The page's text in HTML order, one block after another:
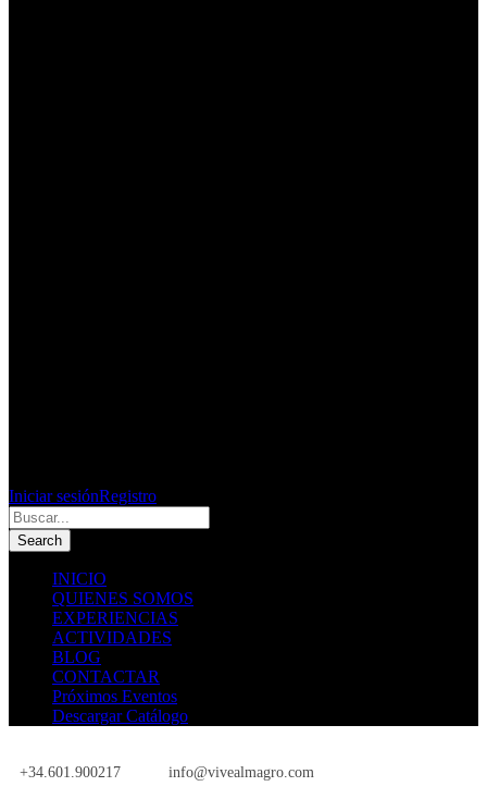
Iniciar sesiónRegistro
INICIO
QUIENES SOMOS
EXPERIENCIAS
ACTIVIDADES
BLOG
CONTACTAR
Próximos Eventos
Descargar Catálogo
+34.601.900217
info@vivealmagro.com